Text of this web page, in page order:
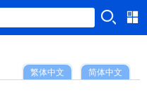
简体中文
繁体中文